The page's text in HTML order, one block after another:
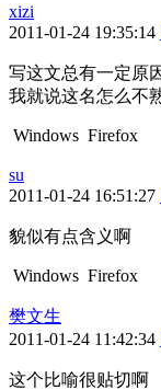
xizi
2011-01-24 19:35:14
写这文总有一定原
我就说这名怎么不
Windows Firefox
su
2011-01-24 16:51:27
貌似有点含义啊
Windows Firefox
樊文生
2011-01-24 11:42:34
这个比喻很贴切啊